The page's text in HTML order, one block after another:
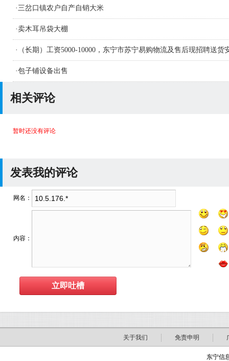
·三岔口镇农户自产自销大米
·卖木耳吊袋大棚
·
（长期）工资5000-10000，东宁市苏宁易购物流及售后现招聘送货
人员及学徒若干名
·包子铺设备出售
相关评论
暂时还没有评论
发表我的评论
网名：
内容：
关于我们 免责申明
东宁信